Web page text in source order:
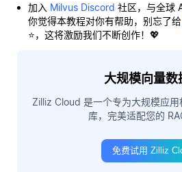
加入 Milvus Discord 社区，与全球
你觉得本教程对你有帮助，别忘了给
⭐，这将激励我们不断创作！💖
大规模向量数
Zilliz Cloud 是一个专为大规模应
库，完美适配您的
免费试用 Zilliz